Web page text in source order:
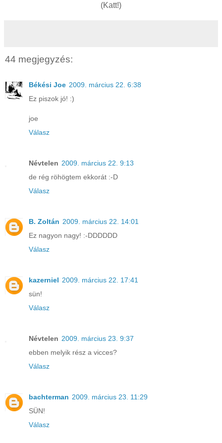
(Katt!)
44 megjegyzés:
Békési Joe 2009. március 22. 6:38
Ez piszok jó! :)
joe
Válasz
Névtelen 2009. március 22. 9:13
de rég röhögtem ekkorát :-D
Válasz
B. Zoltán 2009. március 22. 14:01
Ez nagyon nagy! :-DDDDDD
Válasz
kazerniel 2009. március 22. 17:41
sün!
Válasz
Névtelen 2009. március 23. 9:37
ebben melyik rész a vicces?
Válasz
bachterman 2009. március 23. 11:29
SÜN!
Válasz